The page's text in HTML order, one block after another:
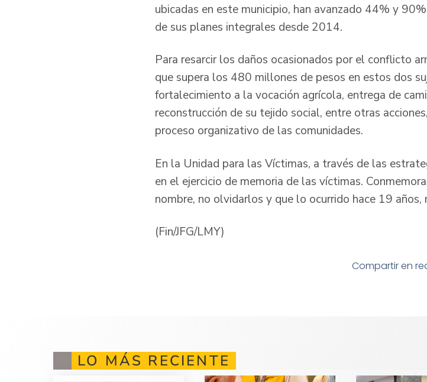
ubicadas en este municipio, han avanzado 44% y
de sus planes integrales desde 2014.
Para resarcir los daños ocasionados por el conflicto
que supera los 480 millones de pesos en estos dos
fortalecimiento a la vocación agrícola, entrega de
reconstrucción de su tejido social, entre otras
proceso organizativo de las comunidades.
En la Unidad para las Víctimas, a través de las
en el ejercicio de memoria de las víctimas.
nombre, no olvidarlos y que lo ocurrido hace 19 años,
(Fin/JFG/LMY)
Compartir en
LO MÁS RECIENTE